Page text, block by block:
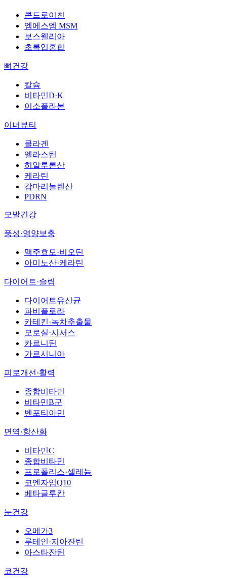
콘드로이친
엠에스엠 MSM
보스웰리아
초록입홍합
뼈건강
칼슘
비타민D·K
이소플라본
이너뷰티
콜라겐
엘라스틴
히알루론산
케라틴
감마리놀렌산
PDRN
모발건강
풍성·영양보충
맥주효모·비오틴
아미노산·케라틴
다이어트·슬림
다이어트유산균
파비플로라
카테킨·녹차추출물
모로실·시서스
카르니틴
가르시니아
피로개선·활력
종합비타민
비타민B군
벤포티아민
면역·항산화
비타민C
종합비타민
프로폴리스·셀레늄
코엔자임Q10
베타글루칸
눈건강
오메가3
루테인·지아잔틴
아스타잔틴
코건강